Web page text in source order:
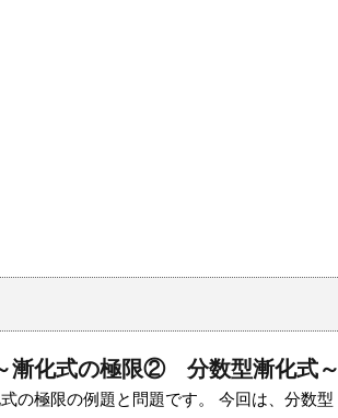
化式の極限② 分数型漸化式～
の極限の例題と問題です。 今回は、分数型